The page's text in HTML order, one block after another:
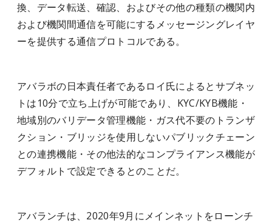
換、データ転送、確認、およびその他の種類の機関内
および機関間通信を可能にするメッセージングレイヤ
ーを提供する通信プロトコルである。
アバラボの日本責任者であるロイ氏によるとサブネッ
トは10分で立ち上げが可能であり、KYC/KYB機能・
地域別のバリデータ管理機能・ガス代不要のトランザ
クション・ブリッジを使用しないパブリックチェーン
との連携機能・その他法的なコンプライアンス機能が
デフォルトで設定できるとのことだ。
アバランチは、2020年9月にメインネットをローンチ